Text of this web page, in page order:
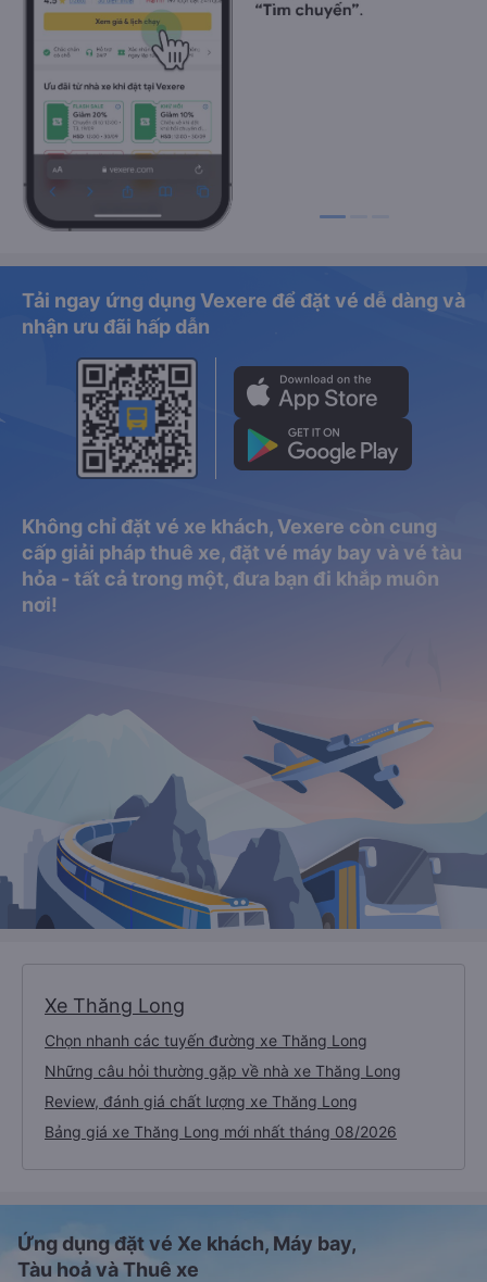
Tải ngay ứng dụng Vexere để đặt vé dễ dàng và
nhận ưu đãi hấp dẫn
Không chỉ đặt vé xe khách, Vexere còn cung
cấp giải pháp thuê xe, đặt vé máy bay và vé tàu
hỏa - tất cả trong một, đưa bạn đi khắp muôn
nơi!
Xe Thăng Long
Chọn nhanh các tuyến đường xe Thăng Long
Những câu hỏi thường gặp về nhà xe Thăng Long
Review, đánh giá chất lượng xe Thăng Long
Bảng giá xe Thăng Long mới nhất tháng 08/2026
Ứng dụng đặt vé Xe khách, Máy bay,
Tàu hoả và Thuê xe